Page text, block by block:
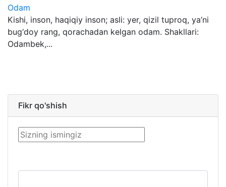
Odam
Kishi, inson, haqiqiy inson; asli: yer, qizil tuproq, ya’ni
bug‘doy rang, qorachadan kelgan odam. Shakllari:
Odambek,...
Fikr qo'shish